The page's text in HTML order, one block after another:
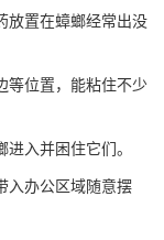
置在蟑螂经常出没
等位置，能粘住不少
进入并困住它们。
入办公区域随意摆